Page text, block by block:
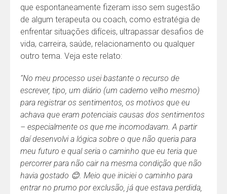
que espontaneamente fizeram isso sem sugestão
de algum terapeuta ou coach, como estratégia de
enfrentar situações difíceis, ultrapassar desafios de
vida, carreira, saúde, relacionamento ou qualquer
outro tema. Veja este relato:
“No meu processo usei bastante o recurso de
escrever, tipo, um diário (um caderno velho mesmo)
para registrar os sentimentos, os motivos que eu
achava que eram potenciais causas dos sentimentos
– especialmente os que me incomodavam. A partir
daí desenvolvi a lógica sobre o que não queria para
meu futuro e qual seria o caminho que eu teria que
percorrer para não cair na mesma condição que não
havia gostado 😊. Meio que iniciei o caminho para
entrar no prumo por exclusão, já que estava perdida,